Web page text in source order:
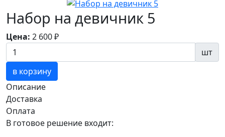
Набор на девичник 5
Цена: 2 600₽
шт
в корзину
Описание
Доставка
Оплата
В готовое решение входит: